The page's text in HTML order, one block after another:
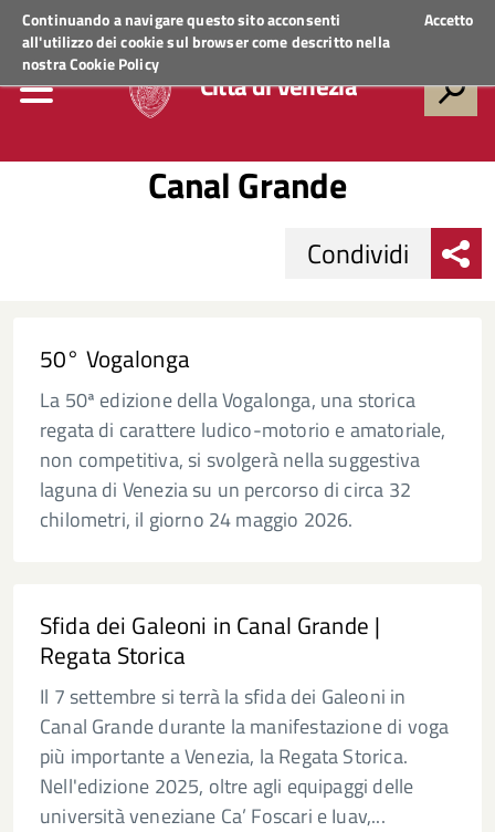
Continuando a navigare questo sito acconsenti
all'utilizzo dei cookie sul browser come descritto nella
nostraCookie Policy
Accetto
Regione VenetoACCEDI AI SERVIZI
Città di Venezia
Canal Grande
Condividi
50° Vogalonga
La 50ª edizione della Vogalonga, una storica
regata di carattere ludico-motorio e amatoriale,
non competitiva, si svolgerà nella suggestiva
laguna di Venezia su un percorso di circa 32
chilometri, il giorno 24 maggio 2026.
Sfida dei Galeoni in Canal Grande |
Regata Storica
Il 7 settembre si terrà la sfida dei Galeoni in
Canal Grande durante la manifestazione di voga
più importante a Venezia, la Regata Storica.
Nell'edizione 2025, oltre agli equipaggi delle
università veneziane Ca’ Foscari e Iuav,...